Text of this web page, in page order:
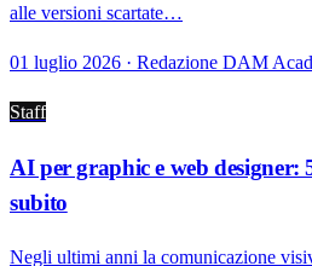
alle versioni scartate…
01 luglio 2026 · Redazione DAM
Staff
AI per graphic e web designer:
subito
Negli ultimi anni la comunicazione